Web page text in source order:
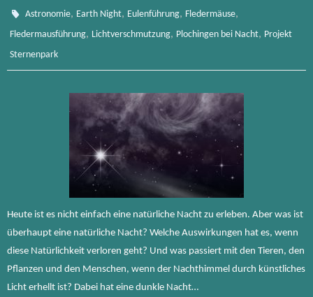
Astronomie, Earth Night, Eulenführung, Fledermäuse,
Fledermausführung, Lichtverschmutzung, Plochingen bei Nacht, Projekt
Sternenpark
Heute ist es nicht einfach eine natürliche Nacht zu erleben. Aber was ist
überhaupt eine natürliche Nacht? Welche Auswirkungen hat es, wenn
diese Natürlichkeit verloren geht? Und was passiert mit den Tieren, den
Pflanzen und den Menschen, wenn der Nachthimmel durch künstliches
Licht erhellt ist? Dabei hat eine dunkle Nacht…